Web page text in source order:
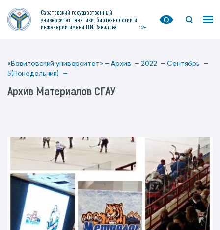
Саратовский государственный
университет генетики, биотехнологии и
инженерии имени Н.И. Вавилова
12+
«Вавиловский университет» — Архив — 2022 — Сентябрь —
5(Понедельник) —
Архив Материалов СГАУ